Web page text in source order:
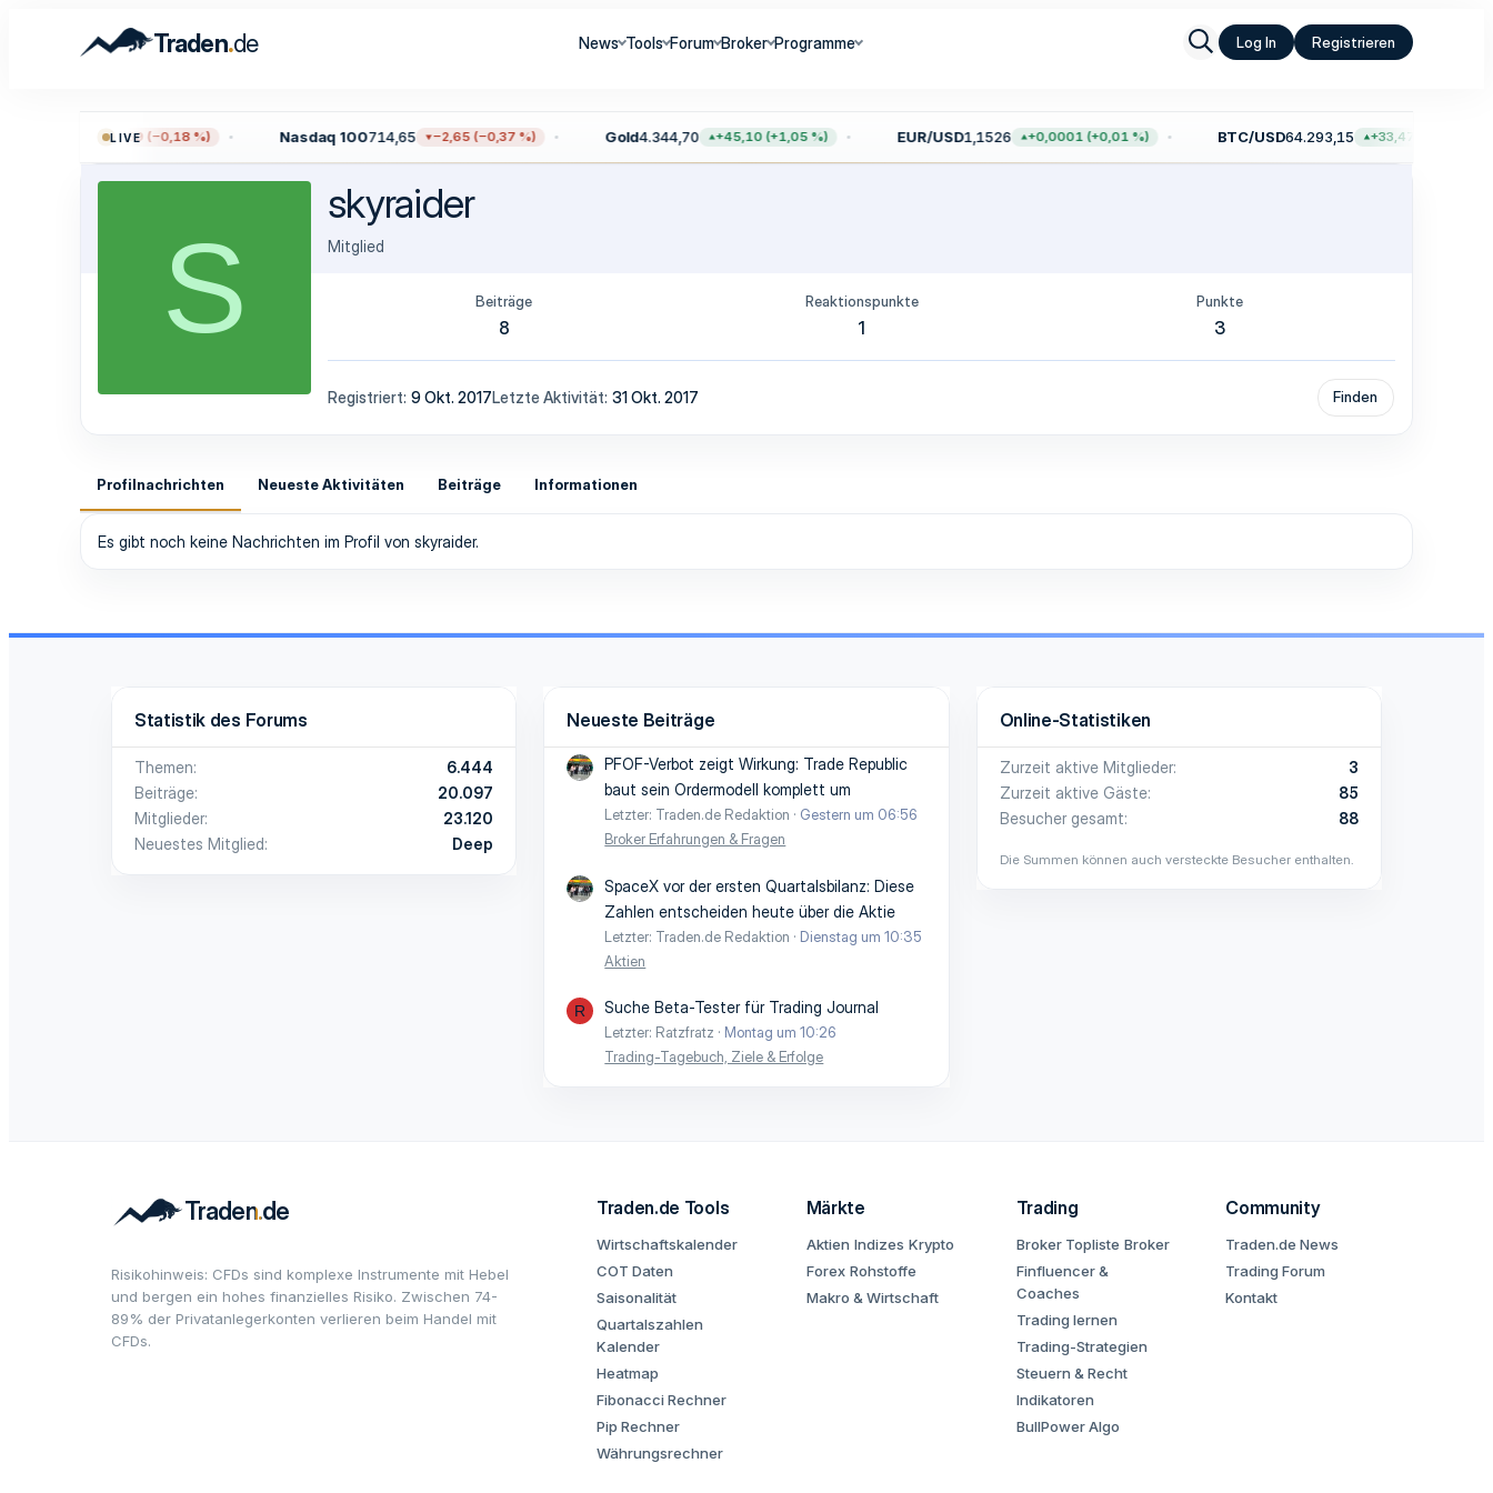
Traden.de News Tools Forum Broker Programme Log In Registrieren
LIVE
−13,59 (−0,18 %) Nasdaq 100714,65 −2,65 (−0,37 %) Gold4.344,70 +45,10 (+1,05 %) EUR/USD1,1526 +0,0001 (+0,01 %) BTC/USD64.293,15 +33,47 (+0,05 %)
S
skyraider
Mitglied
Beiträge
8
Reaktionspunkte
1
Punkte
3
Registriert 9 Okt. 2017Letzte Aktivität 31 Okt. 2017 Finden
Profilnachrichten Neueste Aktivitäten Beiträge Informationen
Es gibt noch keine Nachrichten im Profil von skyraider.
Statistik des Forums
Themen
6.444
Beiträge
20.097
Mitglieder
23.120
Neuestes Mitglied
Deep
Neueste Beiträge
PFOF-Verbot zeigt Wirkung: Trade Republic
baut sein Ordermodell komplett um
Letzter: Traden.de Redaktion
Gestern um 06:56
Broker Erfahrungen & Fragen
SpaceX vor der ersten Quartalsbilanz: Diese
Zahlen entscheiden heute über die Aktie
Letzter: Traden.de Redaktion
Dienstag um 10:35
Aktien
R Suche Beta-Tester für Trading Journal
Letzter: Ratzfratz
Montag um 10:26
Trading-Tagebuch, Ziele & Erfolge
Online-Statistiken
Zurzeit aktive Mitglieder
3
Zurzeit aktive Gäste
85
Besucher gesamt
88
Die Summen können auch versteckte Besucher enthalten.
Risikohinweis: CFDs sind komplexe Instrumente mit Hebel
und bergen ein hohes finanzielles Risiko. Zwischen 74-
89% der Privatanlegerkonten verlieren beim Handel mit
CFDs.
Traden.de Tools
Wirtschaftskalender
COT Daten
Saisonalität
Quartalszahlen
Kalender
Heatmap
Fibonacci Rechner
Pip Rechner
Währungsrechner
Märkte
Aktien Indizes Krypto
Forex Rohstoffe
Makro & Wirtschaft
Trading
Broker Topliste Broker
Finfluencer &
Coaches
Trading lernen
Trading-Strategien
Steuern & Recht
Indikatoren
BullPower Algo
Community
Traden.de News
Trading Forum
Kontakt